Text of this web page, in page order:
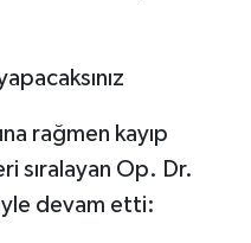
rağmen kayıp
sıralayan Op. Dr.
devam etti: